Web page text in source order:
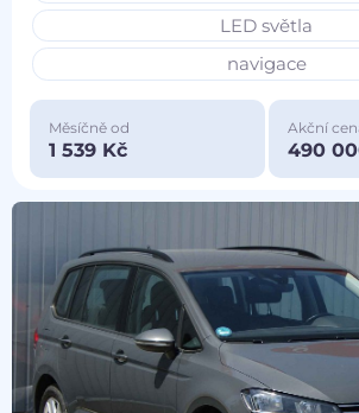
LED světla
navigace
Měsíčně od
1 539 Kč
Akční
490